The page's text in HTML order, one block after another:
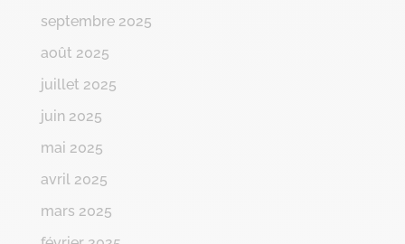
septembre 2025
août 2025
juillet 2025
juin 2025
mai 2025
avril 2025
mars 2025